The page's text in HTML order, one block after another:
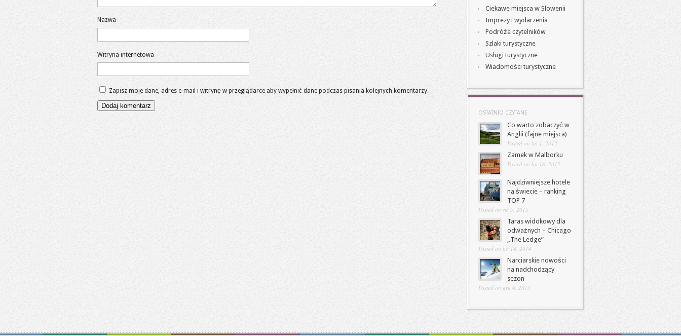
Nazwa
Witryna internetowa
Zapisz moje dane, adres e-mail i witrynę w przeglądarce aby wypełnić dane podczas pisania kolejnych komentarzy.
Ciekawe miejsca w Słowenii
Imprezy i wydarzenia
Podróże czytelników
Szlaki turystyczne
Usługi turystyczne
Wiadomości turystyczne
OSTATNIO CZYTANE
Co warto zobaczyć w
Anglii (fajne miejsca)
Posted on lut 1, 2012
Zamek w Malborku
Posted on lip 18, 2012
Najdziwniejsze hotele
na świecie – ranking
TOP 7
Posted on sie 5, 2015
Taras widokowy dla
odważnych – Chicago
„The Ledge”
Posted on lut 14, 2014
Narciarskie nowości
na nadchodzący
sezon
Posted on gru 6, 2013